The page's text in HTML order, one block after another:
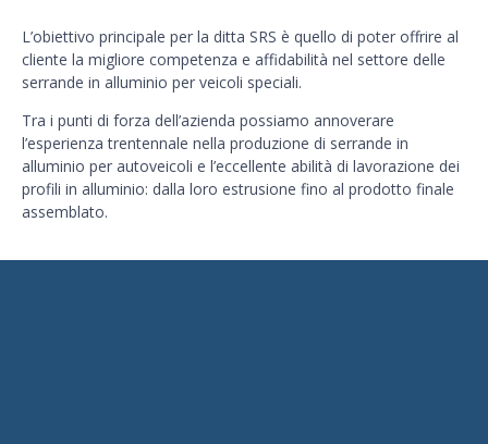
L’obiettivo principale per la ditta SRS è quello di poter offrire al
cliente la migliore competenza e affidabilità nel settore delle
serrande in alluminio per veicoli speciali.
Tra i punti di forza dell’azienda possiamo annoverare
l’esperienza trentennale nella produzione di serrande in
alluminio per autoveicoli e l’eccellente abilità di lavorazione dei
profili in alluminio: dalla loro estrusione fino al prodotto finale
assemblato.